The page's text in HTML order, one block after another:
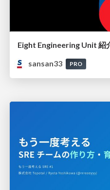
Eight Engineering Unit 紹
sansan33
PRO